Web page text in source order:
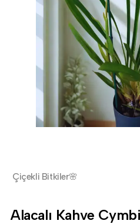
Çiçekli Bitkiler🌸
Alacalı Kahve